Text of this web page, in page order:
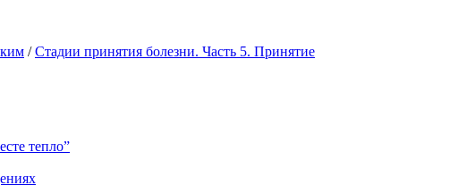
/Стадии принятия болезни. Часть 5. Принятие
тепло”